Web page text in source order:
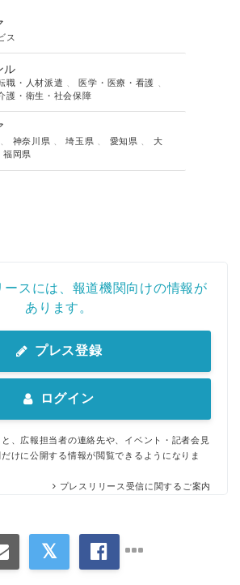
ス
ル
職・人材派遣 、医学・医療・看護
護・衛生・社会保障
神奈川県 、埼玉県 愛知県
大
福岡県
ースには、報道機関向けの情報が
あります。
プレス登録
ログイン
、広報担当者の連絡先や、イベント・記者会見
けに公開する情報が閲覧できるようになりま
プレスリリース受信に関するご案内